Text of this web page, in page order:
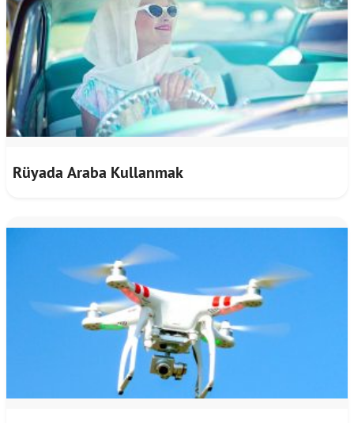
Rüyada Araba Kullanmak